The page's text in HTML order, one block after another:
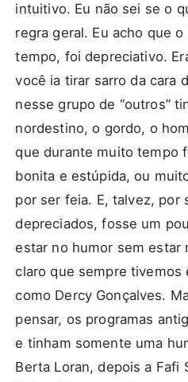
intuitivo. Eu não sei se o
regra geral. Eu acho que
tempo, foi depreciativo.
você ia tirar sarro da cara
nesse grupo de “outros”
nordestino, o gordo, o
que durante muito tempo
bonita e estúpida, ou
por ser feia. E, talvez, por
depreciados, fosse um
estar no humor sem estar
claro que sempre tivemos
como Dercy Gonçalves.
pensar, os programas
e tinham somente uma
Berta Loran, depois a Fafi